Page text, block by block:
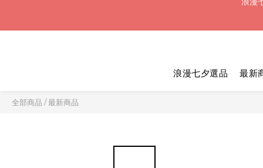
浪漫
浪漫七夕選品 最新
全部商品 /最新商品